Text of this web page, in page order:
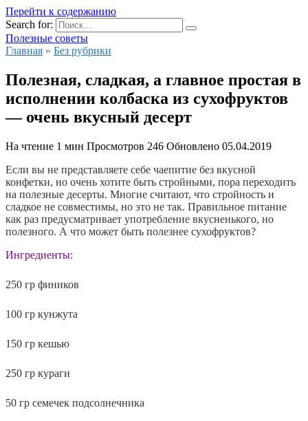
Перейти к содержанию
Search for:
Полезные советы
Главная » Без рубрики
Полезная, сладкая, а главное простая в
исполнении колбаска из сухофруктов
— очень вкусный десерт
На чтение 1 мин Просмотров 246 Обновлено 05.04.2019
Если вы не представляете себе чаепитие без вкусной
конфетки, но очень хотите быть стройными, пора переходить
на полезные десерты. Многие считают, что стройность и
сладкое не совместимы, но это не так. Правильное питание
как раз предусматривает употребление вкусненького, но
полезного. А что может быть полезнее сухофруктов?
Ингредиенты:
250 гр фиников
100 гр кунжута
150 гр кешью
250 гр кураги
50 гр семечек подсолнечника